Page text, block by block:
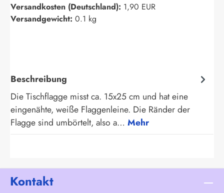
Versandkosten (Deutschland): 1,90 EUR
Versandgewicht: 0.1 kg
Beschreibung
Die Tischflagge misst ca. 15x25 cm und hat eine
eingenähte, weiße Flaggenleine. Die Ränder der
Flagge sind umbörtelt, also a… Mehr
Kontakt